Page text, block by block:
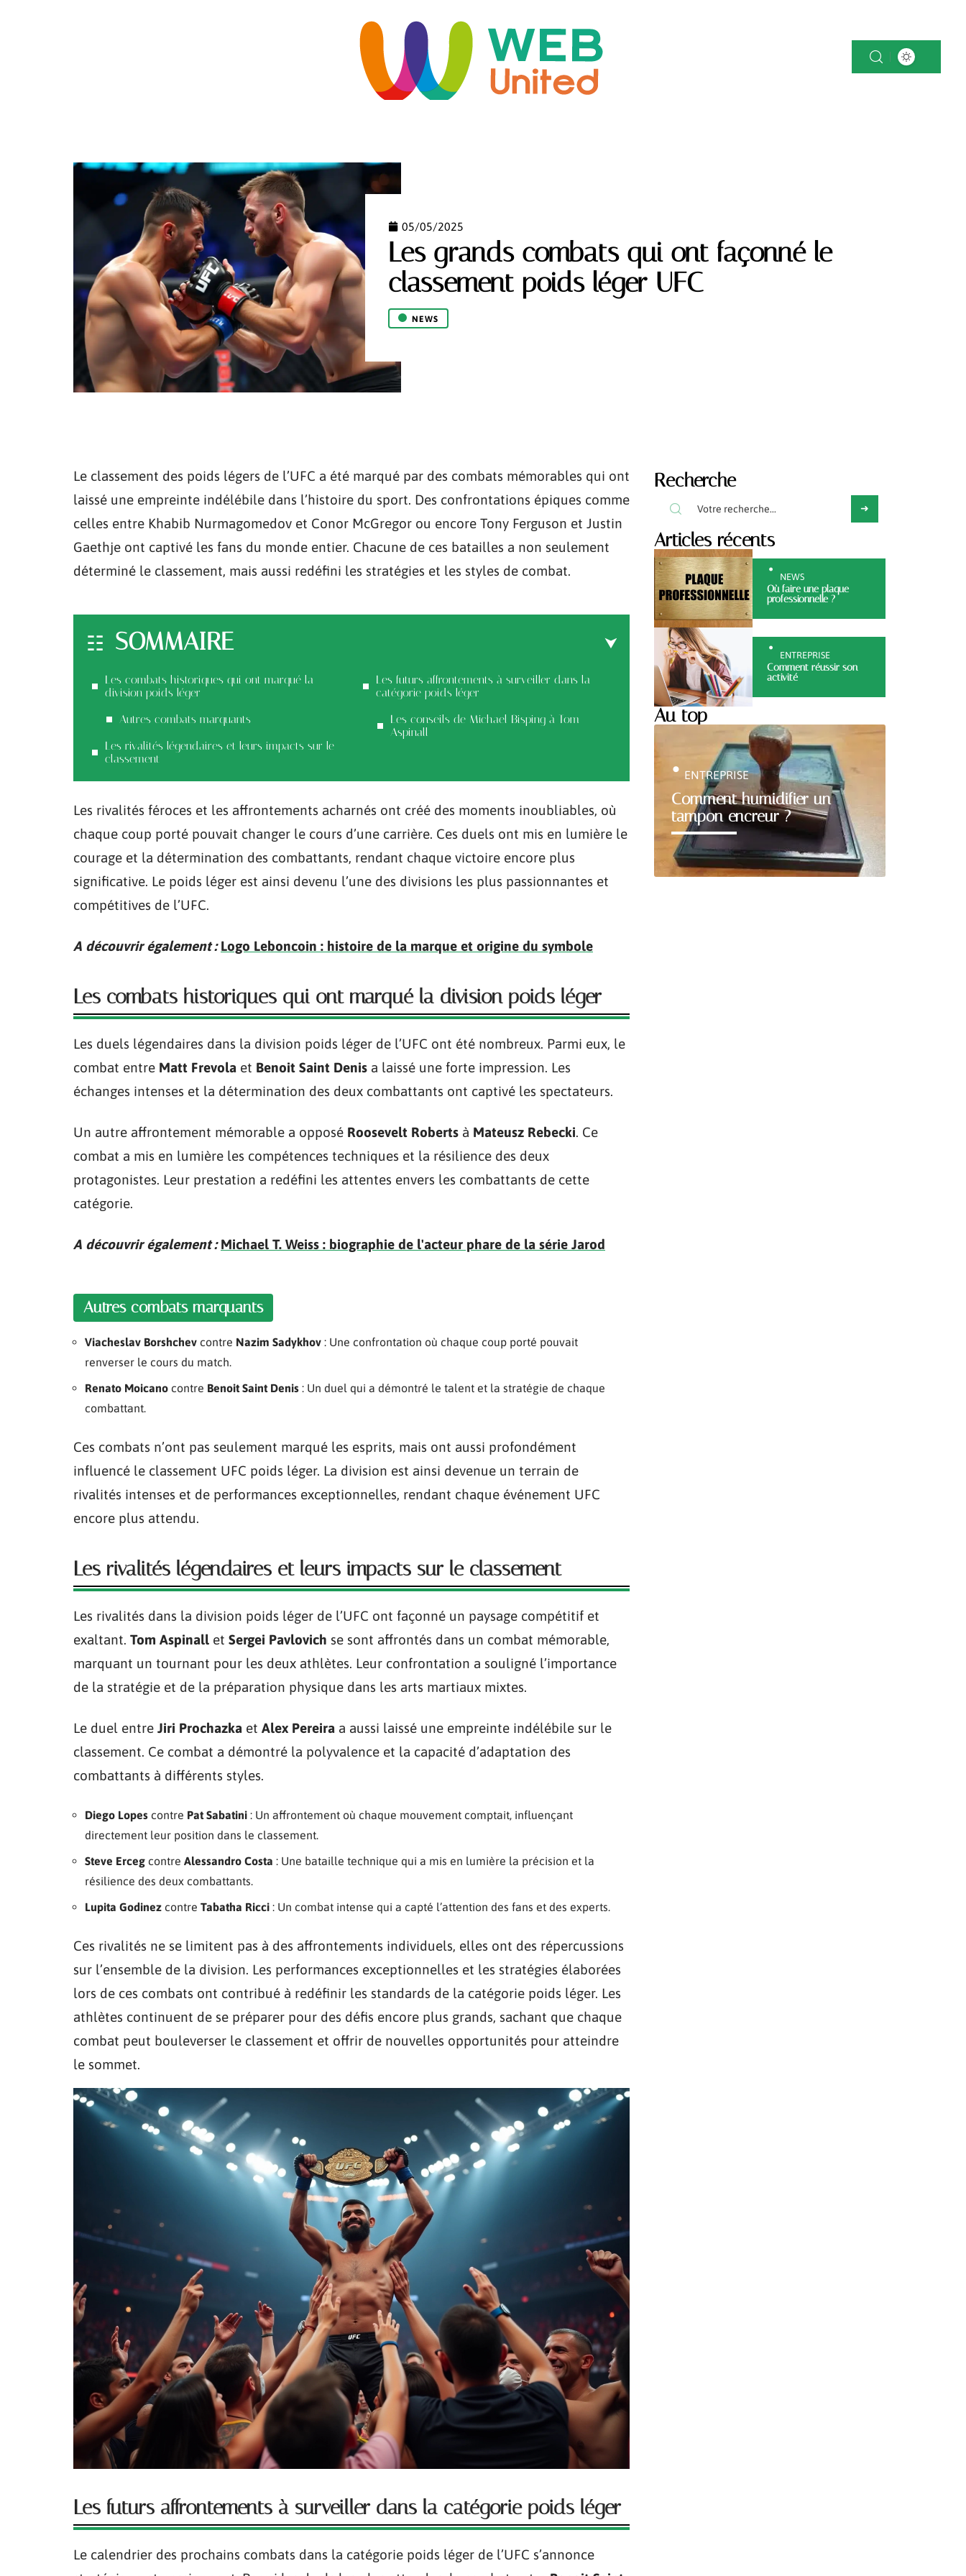
05/05/2025
Les grands combats qui ont façonné le
classement poids léger UFC
NEWS
Le classement des poids légers de l’UFC a été marqué par des combats mémorables qui ont
laissé une empreinte indélébile dans l’histoire du sport. Des confrontations épiques comme
celles entre Khabib Nurmagomedov et Conor McGregor ou encore Tony Ferguson et Justin
Gaethje ont captivé les fans du monde entier. Chacune de ces batailles a non seulement
déterminé le classement, mais aussi redéfini les stratégies et les styles de combat.
SOMMAIRE
Les combats historiques qui ont marqué la
division poids léger
Autres combats marquants
Les rivalités légendaires et leurs impacts sur le
classement
Les futurs affrontements à surveiller dans la
catégorie poids léger
Les conseils de Michael Bisping à Tom
Aspinall
Les rivalités féroces et les affrontements acharnés ont créé des moments inoubliables, où
chaque coup porté pouvait changer le cours d’une carrière. Ces duels ont mis en lumière le
courage et la détermination des combattants, rendant chaque victoire encore plus
significative. Le poids léger est ainsi devenu l’une des divisions les plus passionnantes et
compétitives de l’UFC.
A découvrir également : Logo Leboncoin : histoire de la marque et origine du symbole
Les combats historiques qui ont marqué la division poids léger
Les duels légendaires dans la division poids léger de l’UFC ont été nombreux. Parmi eux, le
combat entre Matt Frevola et Benoit Saint Denis a laissé une forte impression. Les
échanges intenses et la détermination des deux combattants ont captivé les spectateurs.
Un autre affrontement mémorable a opposé Roosevelt Roberts à Mateusz Rebecki. Ce
combat a mis en lumière les compétences techniques et la résilience des deux
protagonistes. Leur prestation a redéfini les attentes envers les combattants de cette
catégorie.
A découvrir également : Michael T. Weiss : biographie de l'acteur phare de la série Jarod
Autres combats marquants
Viacheslav Borshchev contre Nazim Sadykhov : Une confrontation où chaque coup porté pouvait
renverser le cours du match.
Renato Moicano contre Benoit Saint Denis : Un duel qui a démontré le talent et la stratégie de chaque
combattant.
Ces combats n’ont pas seulement marqué les esprits, mais ont aussi profondément
influencé le classement UFC poids léger. La division est ainsi devenue un terrain de
rivalités intenses et de performances exceptionnelles, rendant chaque événement UFC
encore plus attendu.
Les rivalités légendaires et leurs impacts sur le classement
Les rivalités dans la division poids léger de l’UFC ont façonné un paysage compétitif et
exaltant. Tom Aspinall et Sergei Pavlovich se sont affrontés dans un combat mémorable,
marquant un tournant pour les deux athlètes. Leur confrontation a souligné l’importance
de la stratégie et de la préparation physique dans les arts martiaux mixtes.
Le duel entre Jiri Prochazka et Alex Pereira a aussi laissé une empreinte indélébile sur le
classement. Ce combat a démontré la polyvalence et la capacité d’adaptation des
combattants à différents styles.
Diego Lopes contre Pat Sabatini : Un affrontement où chaque mouvement comptait, influençant
directement leur position dans le classement.
Steve Erceg contre Alessandro Costa : Une bataille technique qui a mis en lumière la précision et la
résilience des deux combattants.
Lupita Godinez contre Tabatha Ricci : Un combat intense qui a capté l’attention des fans et des experts.
Ces rivalités ne se limitent pas à des affrontements individuels, elles ont des répercussions
sur l’ensemble de la division. Les performances exceptionnelles et les stratégies élaborées
lors de ces combats ont contribué à redéfinir les standards de la catégorie poids léger. Les
athlètes continuent de se préparer pour des défis encore plus grands, sachant que chaque
combat peut bouleverser le classement et offrir de nouvelles opportunités pour atteindre
le sommet.
Les futurs affrontements à surveiller dans la catégorie poids léger
Le calendrier des prochains combats dans la catégorie poids léger de l’UFC s’annonce
Recherche
Articles récents
NEWS
Où faire une plaque
professionnelle ?
ENTREPRISE
Comment réussir son
activité
Au top
Comment humidifier un
tampon encreur ?
ENTREPRISE